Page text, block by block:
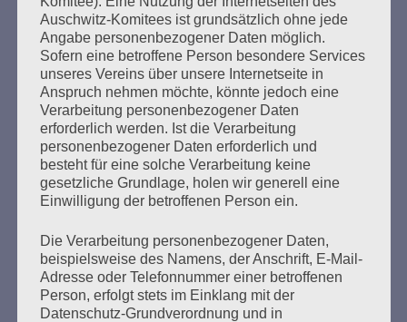
mehr ...
SCHLUSSWORT von Esther Bejarano
anlässlich der Veranstaltung des
Auschwitz-Komitees ist grundsätzlich ohne jede
Angabe personenbezogener Daten möglich.
Sofern eine betroffene Person besondere Services
unseres Vereins über unsere Internetseite in
Anspruch nehmen möchte, könnte jedoch eine
Verarbeitung personenbezogener Daten
erforderlich werden. Ist die Verarbeitung
personenbezogener Daten erforderlich und
besteht für eine solche Verarbeitung keine
gesetzliche Grundlage, holen wir generell eine
Einwilligung der betroffenen Person ein.
Die Verarbeitung personenbezogener Daten,
beispielsweise des Namens, der Anschrift, E-Mail-
Adresse oder Telefonnummer einer betroffenen
Person, erfolgt stets im Einklang mit der
Datenschutz-Grundverordnung und in